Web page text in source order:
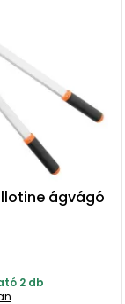
ágvágó
2 db